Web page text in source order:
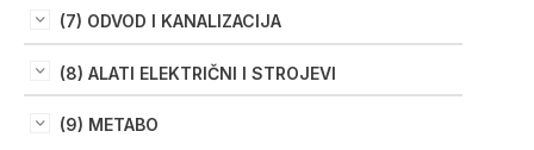
(7) ODVOD I KANALIZACIJA
(8) ALATI ELEKTRIČNI I STROJEVI
(9) METABO